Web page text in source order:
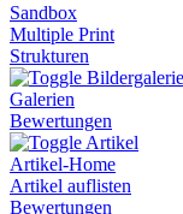
Sandbox
Multiple Print
Strukturen
Galerien
Bewertungen
Artikel
Artikel-Home
Artikel auflisten
Bewertungen